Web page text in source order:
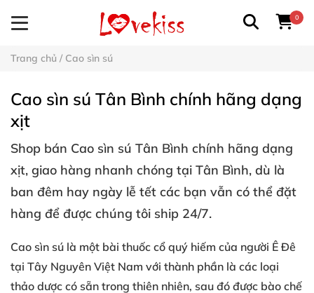
0
Trang chủ / Cao sìn sú
Cao sìn sú Tân Bình chính hãng dạng
xịt
Shop bán Cao sìn sú Tân Bình chính hãng dạng
xịt, giao hàng nhanh chóng tại Tân Bình, dù là
ban đêm hay ngày lễ tết các bạn vẫn có thể đặt
hàng để được chúng tôi ship 24/7.
Cao sìn sú là một bài thuốc cổ quý hiếm của người Ê Đê
tại Tây Nguyên Việt Nam với thành phần là các loại
thảo dược có sẵn trong thiên nhiên, sau đó được bào chế